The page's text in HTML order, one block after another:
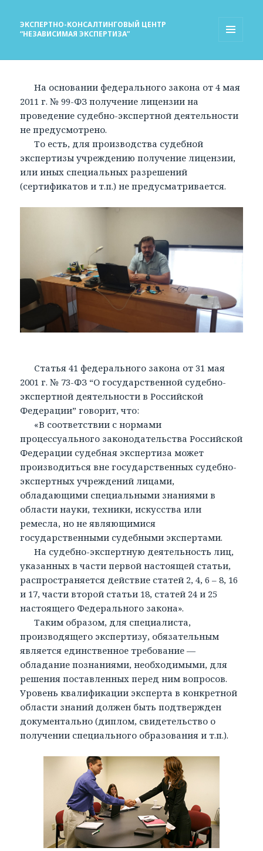
ЭКСПЕРТНО-КОНСАЛТИНГОВЫЙ ЦЕНТР
“НЕЗАВИСИМАЯ ЭКСПЕРТИЗА”
На основании федерального закона от 4 мая
2011 г. № 99-ФЗ получение лицензии на
проведение судебно-экспертной деятельности
не предусмотрено.
То есть, для производства судебной
экспертизы учреждению получение лицензии,
или иных специальных разрешений
(сертификатов и т.п.) не предусматривается.
Статья 41 федерального закона от 31 мая
2001 г. № 73-ФЗ “О государственной судебно-
экспертной деятельности в Российской
Федерации” говорит, что:
«В соответствии с нормами
процессуального законодательства Российской
Федерации судебная экспертиза может
производиться вне государственных судебно-
экспертных учреждений лицами,
обладающими специальными знаниями в
области науки, техники, искусства или
ремесла, но не являющимися
государственными судебными экспертами.
На судебно-экспертную деятельность лиц,
указанных в части первой настоящей статьи,
распространяется действие статей 2, 4, 6 – 8, 16
и 17, части второй статьи 18, статей 24 и 25
настоящего Федерального закона».
Таким образом, для специалиста,
производящего экспертизу, обязательным
является единственное требование —
обладание познаниями, необходимыми, для
решения поставленных перед ним вопросов.
Уровень квалификации эксперта в конкретной
области знаний должен быть подтвержден
документально (диплом, свидетельство о
получении специального образования и т.п.).